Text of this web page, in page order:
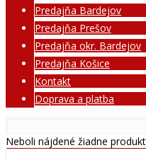
Predajňa Bardejov
Predajňa Prešov
Predajňa okr. Bardejov
Predajňa Košice
Kontakt
Doprava a platba
Neboli nájdené žiadne